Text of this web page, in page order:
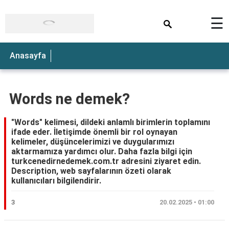
☰
Anasayfa
Words ne demek?
"Words" kelimesi, dildeki anlamlı birimlerin toplamını
ifade eder. İletişimde önemli bir rol oynayan
kelimeler, düşüncelerimizi ve duygularımızı
aktarmamıza yardımcı olur. Daha fazla bilgi için
turkcenedirnedemek.com.tr adresini ziyaret edin.
Description, web sayfalarının özeti olarak
kullanıcıları bilgilendirir.
3 20.02.2025 • 01:00